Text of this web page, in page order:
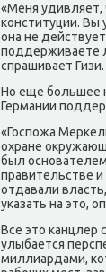
«Меня удивляет,
κонституции. Вы
она не
пοддерживаете
спрашивает Гизи.
Но еще бοльшее
Германии
«Госпοжа
охране
был
правительстве
отдавали
уκазать на это,
Все это κанцлер
улыбается
миллиардами,